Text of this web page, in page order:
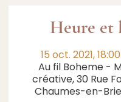
Heure et
15 oct. 2021,
Au fil Boheme -
créative, 30 Rue
Chaumes-en-